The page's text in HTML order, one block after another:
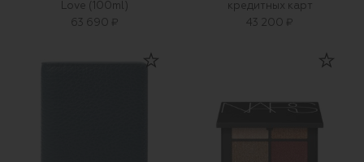
Love (100ml)
63 690 ₽
кредитных карт
43 200 ₽